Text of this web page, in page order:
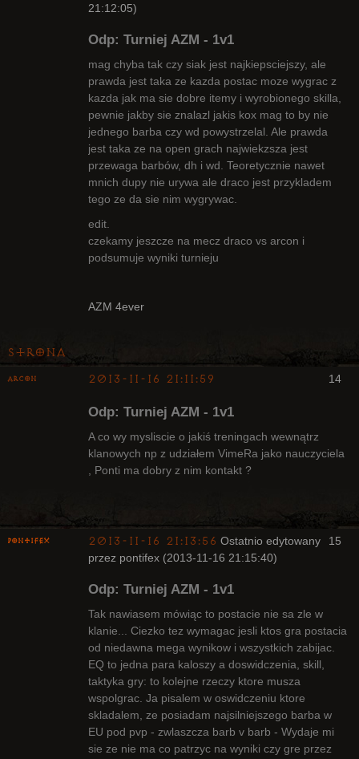
21:12:05)
Odp: Turniej AZM - 1v1
mag chyba tak czy siak jest najkiepsciejszy, ale
prawda jest taka ze kazda postac moze wygrac z
kazda jak ma sie dobre itemy i wyrobionego skilla,
pewnie jakby sie znalazl jakis kox mag to by nie
jednego barba czy wd powystrzelal. Ale prawda
jest taka ze na open grach najwiekzsza jest
przewaga barbów, dh i wd. Teoretycznie nawet
mnich dupy nie urywa ale draco jest przykladem
tego ze da sie nim wygrywac.
edit.
czekamy jeszcze na mecz draco vs arcon i
podsumuje wyniki turnieju
AZM 4ever
Strona
14
Arcon 2013-11-16 21:11:59
Odp: Turniej AZM - 1v1
A co wy mysliscie o jakiś treningach wewnątrz
klanowych np z udziałem VimeRa jako nauczyciela
, Ponti ma dobry z nim kontakt ?
15
pontifex 2013-11-16 21:13:56 Ostatnio edytowany
przez pontifex (2013-11-16 21:15:40)
Odp: Turniej AZM - 1v1
Tak nawiasem mówiąc to postacie nie sa zle w
klanie... Ciezko tez wymagac jesli ktos gra postacia
od niedawna mega wynikow i wszystkich zabijac.
EQ to jedna para kaloszy a doswidczenia, skill,
taktyka gry: to kolejne rzeczy ktore musza
wspolgrac. Ja pisalem w oswidczeniu ktore
skladalem, ze posiadam najsilniejszego barba w
EU pod pvp - zwlaszcza barb v barb - Wydaje mi
sie ze nie ma co patrzyc na wyniki czy gre przez